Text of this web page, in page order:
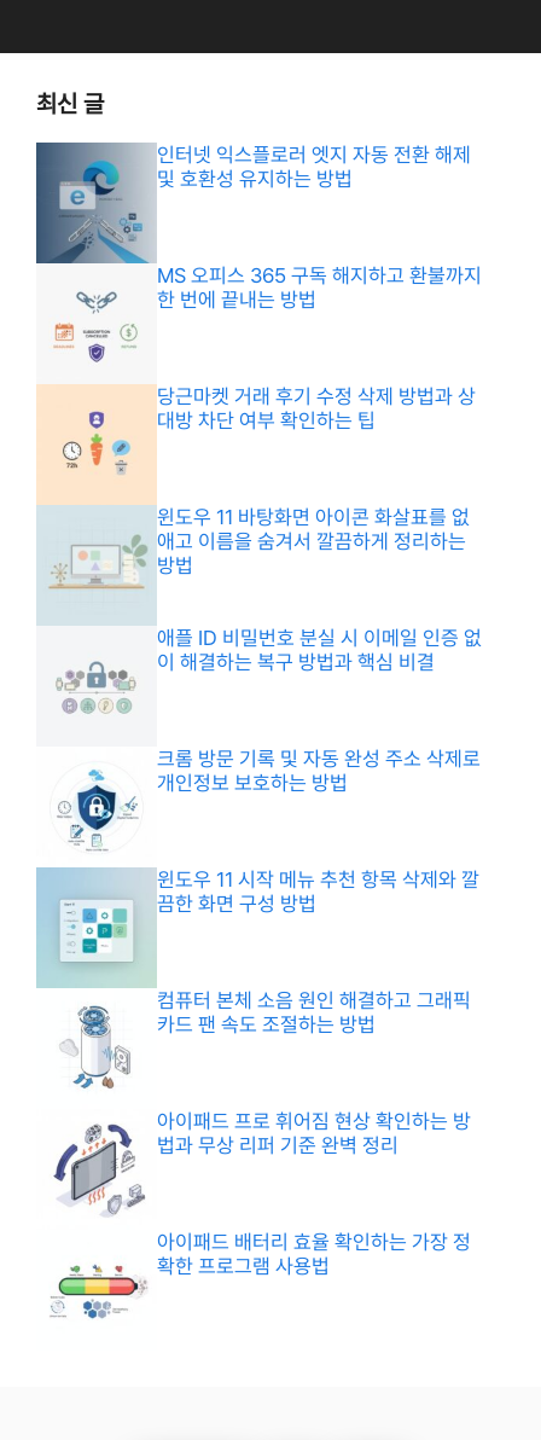
최신 글
인터넷 익스플로러 엣지 자동 전환 해제
및 호환성 유지하는 방법
MS 오피스 365 구독 해지하고 환불까지
한 번에 끝내는 방법
당근마켓 거래 후기 수정 삭제 방법과 상
대방 차단 여부 확인하는 팁
윈도우 11 바탕화면 아이콘 화살표를 없
애고 이름을 숨겨서 깔끔하게 정리하는
방법
애플 ID 비밀번호 분실 시 이메일 인증 없
이 해결하는 복구 방법과 핵심 비결
크롬 방문 기록 및 자동 완성 주소 삭제로
개인정보 보호하는 방법
윈도우 11 시작 메뉴 추천 항목 삭제와 깔
끔한 화면 구성 방법
컴퓨터 본체 소음 원인 해결하고 그래픽
카드 팬 속도 조절하는 방법
아이패드 프로 휘어짐 현상 확인하는 방
법과 무상 리퍼 기준 완벽 정리
아이패드 배터리 효율 확인하는 가장 정
확한 프로그램 사용법